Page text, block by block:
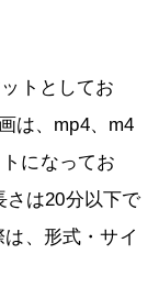
トとしてお
は、mp4、m4
になってお
さは20分以下で
、形式・サイ